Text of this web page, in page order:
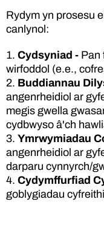
Rydym yn prosesu
canlynol:
Cydsyniad - Pan
wirfoddol (e.e.,
Buddiannau
angenrheidiol ar
megis gwella
cydbwyso â'ch
Ymrwymiadau
angenrheidiol ar
darparu cynnyrch/
Cydymffurfiad
goblygiadau